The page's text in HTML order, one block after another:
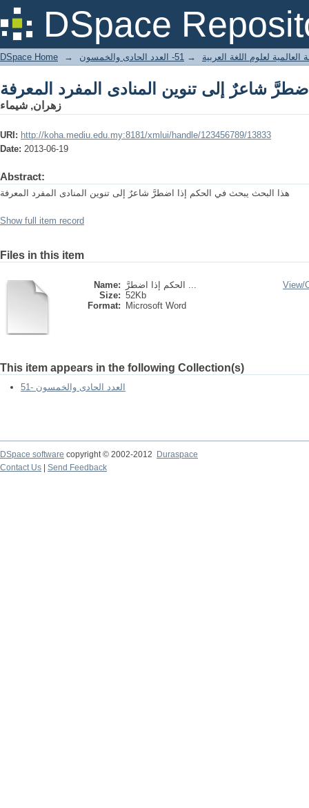
DSpace
شاعرٌ إلى تنوين المنادى المفرد المعرفة
DSpace Home → لعلوم اللغة العربية → 51- العدد الحادى والخمسون
شاعرٌ إلى تنوين المنادى المفرد المعرفة
زهران, شيماء
URI: http://koha.mediu.edu.my:8181/xmlui/handle/123456789/13833
Date: 2013-06-19
Abstract:
هذا البحث يبحث في الحكم إذا اضطرَّ شاعرٌ إلى تنوين المنادى المفرد المعرفة
Show full item record
Files in this item
Name:
الحكم إذا اضطرَّ ...
Size: 52Kb
Format:
Microsoft Word
View/
This item appears in the following Collection(s)
51- العدد الحادى والخمسون
DSpace software copyright © 2002-2012
Duraspace
Contact Us
Send Feedback